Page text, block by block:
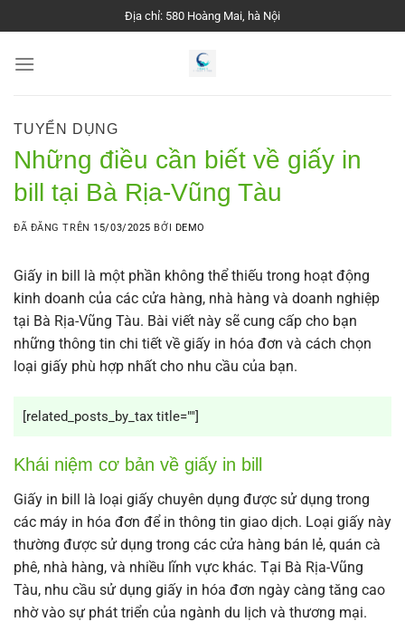
đến
nội
Địa chỉ: 580 Hoàng Mai, hà Nội
TUYỂN DỤNG
Những điều cần biết về giấy in
bill tại Bà Rịa-Vũng Tàu
ĐÃ ĐĂNG TRÊN 15/03/2025 BỞI DEMO
Giấy in bill là một phần không thể thiếu trong hoạt động
kinh doanh của các cửa hàng, nhà hàng và doanh nghiệp
tại Bà Rịa-Vũng Tàu. Bài viết này sẽ cung cấp cho bạn
những thông tin chi tiết về giấy in hóa đơn và cách chọn
loại giấy phù hợp nhất cho nhu cầu của bạn.
[related_posts_by_tax title=""]
Khái niệm cơ bản về giấy in bill
Giấy in bill là loại giấy chuyên dụng được sử dụng trong
các máy in hóa đơn để in thông tin giao dịch. Loại giấy này
thường được sử dụng trong các cửa hàng bán lẻ, quán cà
phê, nhà hàng, và nhiều lĩnh vực khác. Tại Bà Rịa-Vũng
Tàu, nhu cầu sử dụng giấy in hóa đơn ngày càng tăng cao
nhờ vào sự phát triển của ngành du lịch và thương mại.